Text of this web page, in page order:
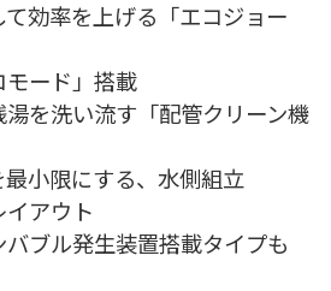
て効率を上げる「エコジョー
モード」搭載
湯を洗い流す「配管クリーン機
最小限にする、水側組立
イアウト
バブル発生装置搭載タイプも